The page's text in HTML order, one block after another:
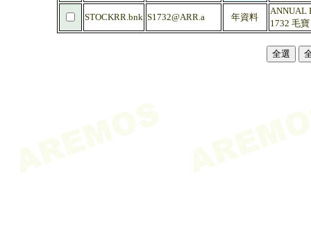
STOCKRR.bnk S1732@ARR.a 年資料
ANNUAL
1732 毛